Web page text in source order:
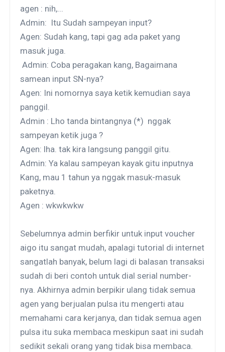
agen : nih,...
Admin: Itu Sudah sampeyan input?
Agen: Sudah kang, tapi gag ada paket yang
masuk juga.
Admin: Coba peragakan kang, Bagaimana
samean input SN-nya?
Agen: Ini nomornya saya ketik kemudian saya
panggil.
Admin : Lho tanda bintangnya (*) nggak
sampeyan ketik juga ?
Agen: lha. tak kira langsung panggil gitu.
Admin: Ya kalau sampeyan kayak gitu inputnya
Kang, mau 1 tahun ya nggak masuk-masuk
paketnya.
Agen : wkwkwkw
Sebelumnya admin berfikir untuk input voucher
aigo itu sangat mudah, apalagi tutorial di internet
sangatlah banyak, belum lagi di balasan transaksi
sudah di beri contoh untuk dial serial number-
nya. Akhirnya admin berpikir ulang tidak semua
agen yang berjualan pulsa itu mengerti atau
memahami cara kerjanya, dan tidak semua agen
pulsa itu suka membaca meskipun saat ini sudah
sedikit sekali orang yang tidak bisa membaca.